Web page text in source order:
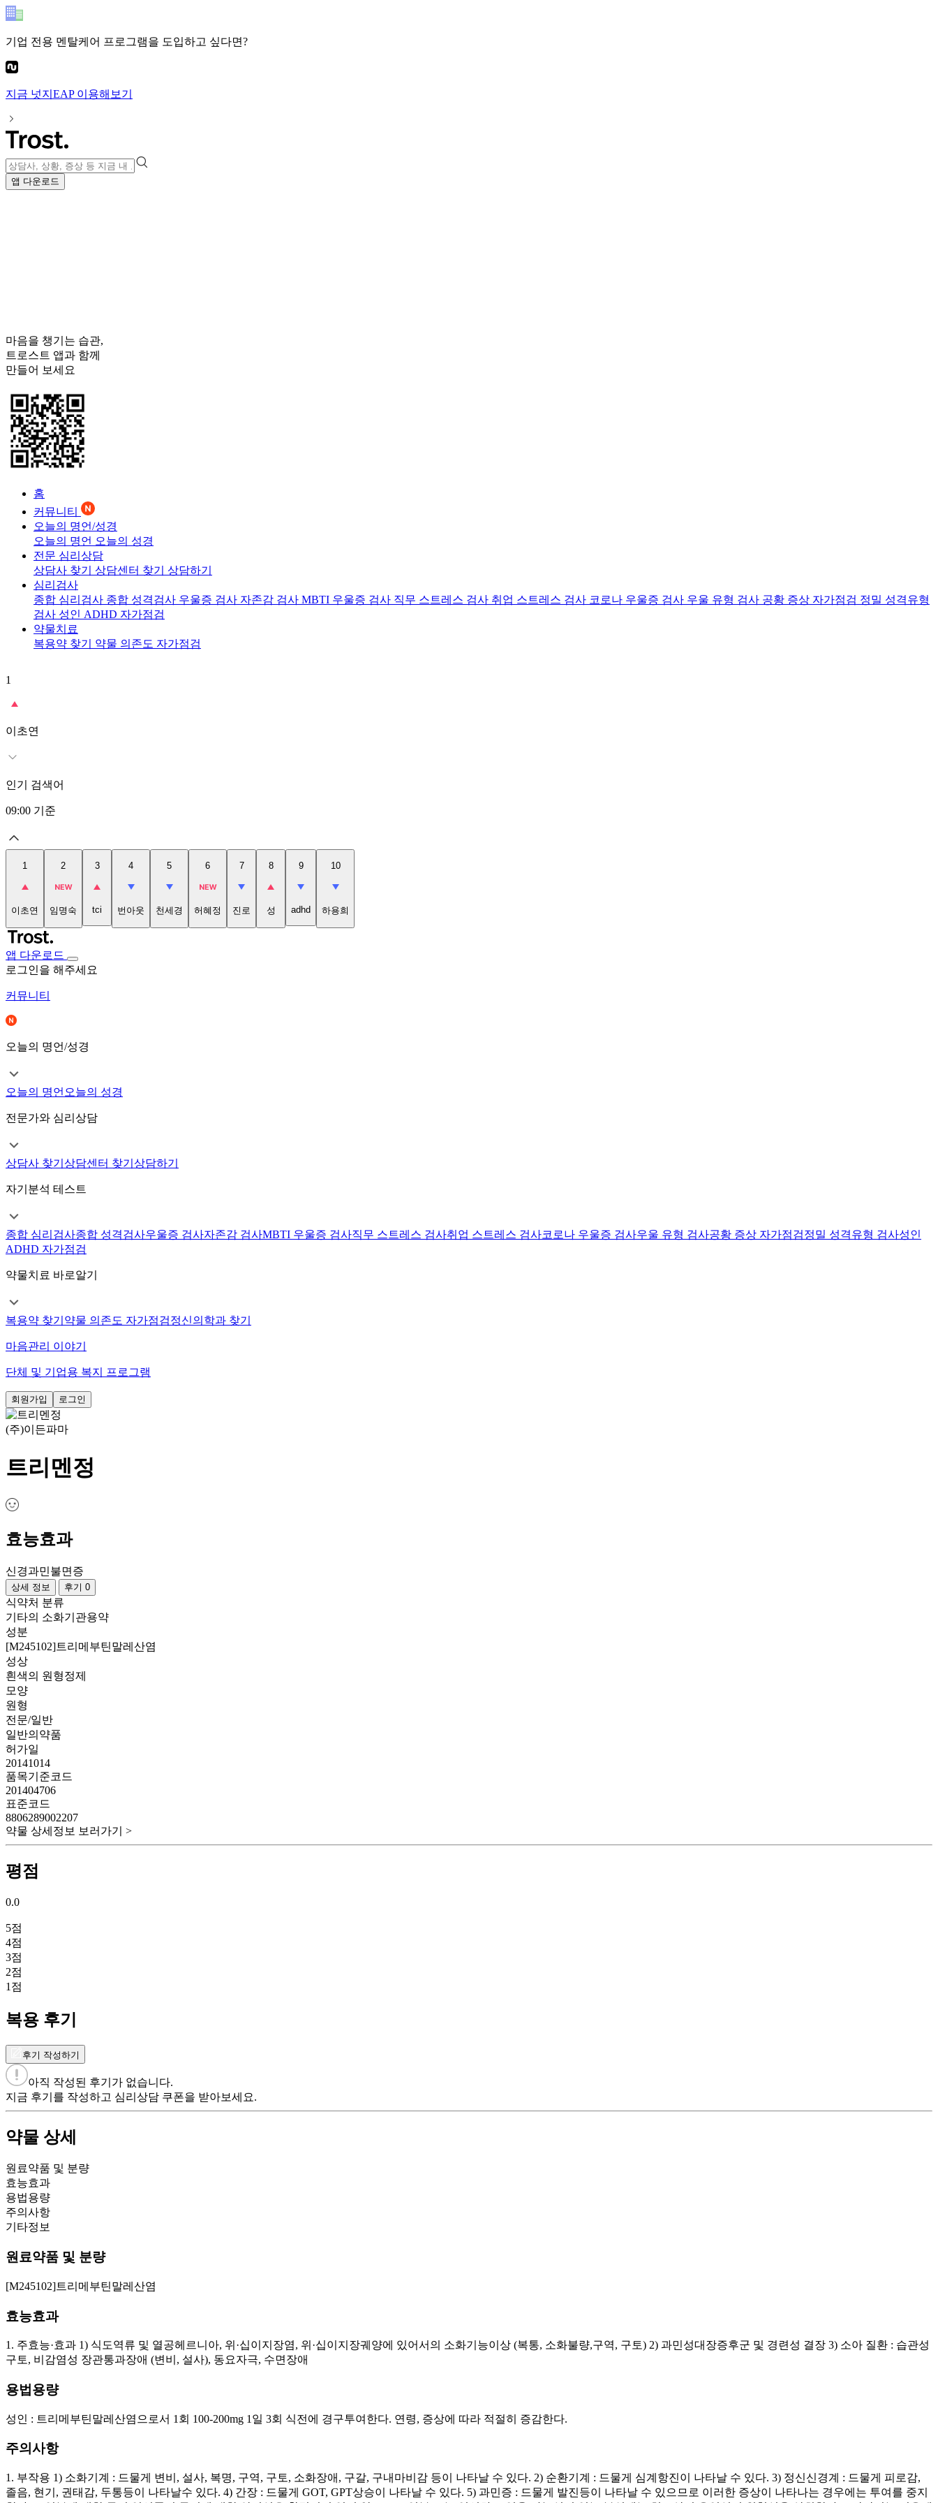
기업 전용 멘탈케어 프로그램을 도입하고 싶다면?
지금 넛지EAP이용해보기
앱 다운로드
마음을 챙기는 습관,
트로스트 앱과 함께
만들어 보세요
홈
커뮤니티
오늘의 명언/성경
오늘의 명언 오늘의 성경
전문 심리상담
상담사 찾기 상담센터 찾기 상담하기
심리검사
종합 심리검사 종합 성격검사 우울증 검사 자존감 검사 MBTI 우울증 검사 직무 스트레스 검사 취업 스트레스 검사 코로나 우울증 검사 우울 유형 검사 공황 증상 자가점검 정밀 성격유형
검사 성인 ADHD 자가점검
약물치료
복용약 찾기 약물 의존도 자가점검
1
이초연
인기 검색어
09:00 기준
1
이초연
2
임명숙
3
tci
4
번아웃
5
천세경
6
허혜정
7
진로
8
성
9
adhd
10
하용희
앱 다운로드
로그인을 해주세요
커뮤니티
오늘의 명언/성경
오늘의 명언 오늘의 성경
전문가와 심리상담
상담사 찾기 상담센터 찾기 상담하기
자기분석 테스트
종합 심리검사종합 성격검사우울증 검사자존감 검사MBTI 우울증 검사직무 스트레스 검사취업 스트레스 검사코로나 우울증 검사우울 유형 검사공황 증상 자가점검정밀 성격유형 검사성인
ADHD 자가점검
약물치료 바로알기
복용약 찾기 약물 의존도 자가점검정신의학과 찾기
마음관리 이야기
단체 및 기업용 복지 프로그램
회원가입 로그인
(주)이든파마
트리멘정
효능효과
신경과민불면증
상세 정보 후기 0
식약처 분류
기타의 소화기관용약
성분
[M245102]트리메부틴말레산염
성상
흰색의 원형정제
모양
원형
전문/일반
일반의약품
허가일
20141014
품목기준코드
201404706
표준코드
8806289002207
약물 상세정보 보러가기 >
평점
0.0
5점
4점
3점
2점
1 점
복용 후기
후기 작성하기
아직 작성된 후기가 없습니다.
지금 후기를 작성하고 심리상담 쿠폰을 받아보세요.
약물 상세
원료약품 및 분량
효능효과
용법용량
주의사항
기타정보
원료약품 및 분량
[M245102]트리메부틴말레산염
효능효과
1. 주효능·효과 1) 식도역류 및 열공헤르니아, 위·십이지장염, 위·십이지장궤양에 있어서의 소화기능이상 (복통, 소화불량,구역, 구토) 2) 과민성대장증후군 및 경련성 결장 3) 소아 질환 : 습관성
구토, 비감염성 장관통과장애 (변비, 설사), 동요자극, 수면장애
용법용량
성인 : 트리메부틴말레산염으로서 1회 100-200mg 1일 3회 식전에 경구투여한다. 연령, 증상에 따라 적절히 증감한다.
주의사항
1. 부작용 1) 소화기계 : 드물게 변비, 설사, 복명, 구역, 구토, 소화장애, 구갈, 구내마비감 등이 나타날 수 있다. 2) 순환기계 : 드물게 심계항진이 나타날 수 있다. 3) 정신신경계 : 드물게 피로감,
졸음, 현기, 권태감, 두통등이 나타날수 있다. 4) 간장 : 드물게 GOT, GPT상승이 나타날 수 있다. 5) 과민증 : 드물게 발진등이 나타날 수 있으므로 이러한 증상이 나타나는 경우에는 투여를 중지